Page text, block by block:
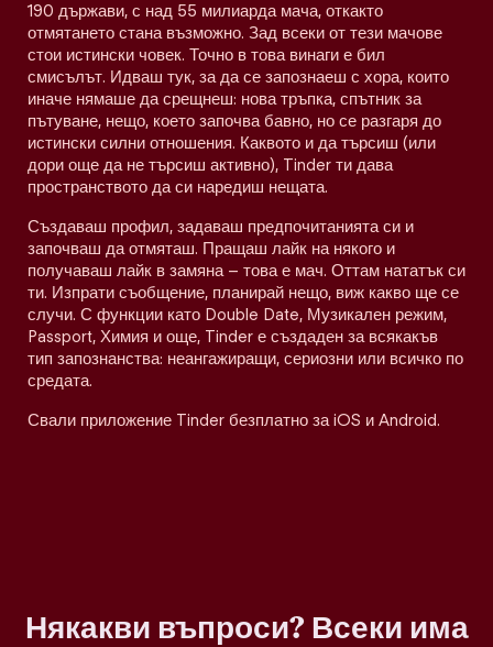
190 държави, с над 55 милиарда мача, откакто
отмятането стана възможно. Зад всеки от тези мачове
стои истински човек. Точно в това винаги е бил
смисълът. Идваш тук, за да се запознаеш с хора, които
иначе нямаше да срещнеш: нова тръпка, спътник за
пътуване, нещо, което започва бавно, но се разгаря до
истински силни отношения. Каквото и да търсиш (или
дори още да не търсиш активно), Tinder ти дава
пространството да си наредиш нещата.
Създаваш профил, задаваш предпочитанията си и
започваш да отмяташ. Пращаш лайк на някого и
получаваш лайк в замяна – това е мач. Оттам нататък си
ти. Изпрати съобщение, планирай нещо, виж какво ще се
случи. С функции като Double Date, Музикален режим,
Passport, Химия и още, Tinder е създаден за всякакъв
тип запознанства: неангажиращи, сериозни или всичко по
средата.
Свали приложение Tinder безплатно за iOS и Android.
Някакви въпроси? Всеки има